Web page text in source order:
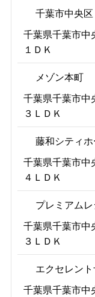
千葉市中央
千葉県千葉市中
１ＤＫ
メゾン本町
千葉県千葉市中
３ＬＤＫ
藤和シティ
千葉県千葉市中
４ＬＤＫ
プレミアム
千葉県千葉市中
３ＬＤＫ
エクセレン
千葉県千葉市中